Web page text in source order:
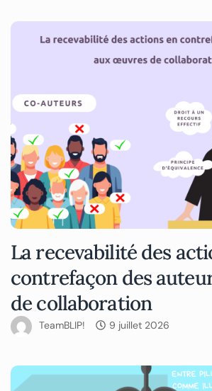
La recevabilité des
contrefaçon des
de collaboration
TeamBLIP! 9 juillet 2026